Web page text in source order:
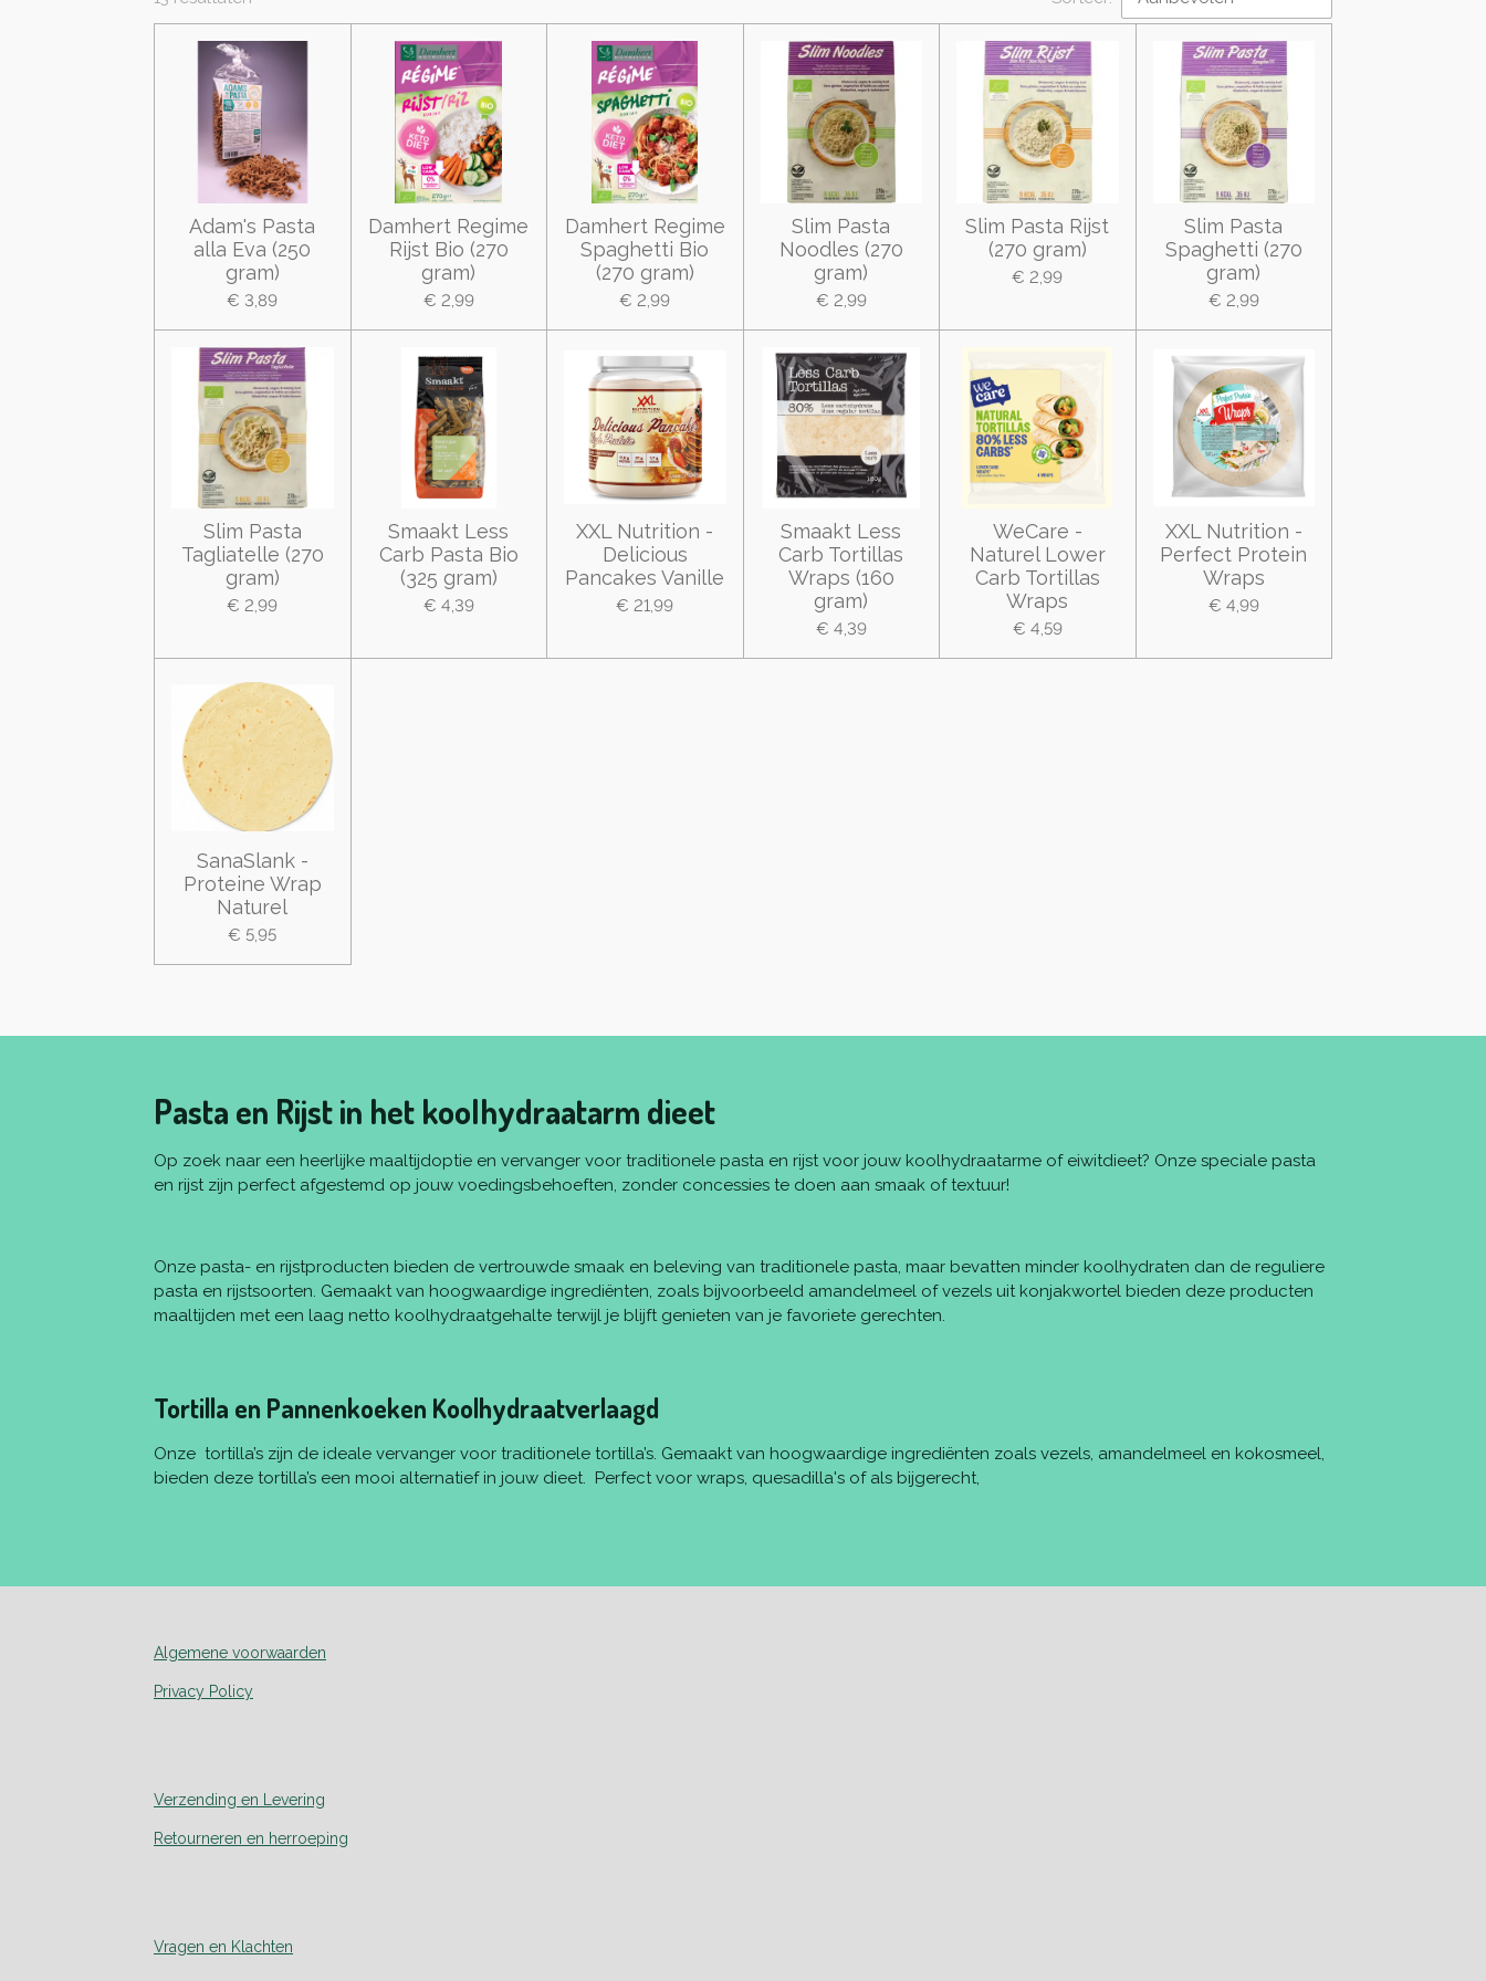
Adam's Pasta
alla Eva (250
gram)
€ 3,89
Damhert Regime
Rijst Bio (270
gram)
€ 2,99
Damhert Regime
Spaghetti Bio
(270 gram)
€ 2,99
Slim Pasta
Noodles (270
gram)
€ 2,99
Slim Pasta Rijst
(270 gram)
€ 2,99
Slim Pasta
Spaghetti (270
gram)
€ 2,99
Slim Pasta
Tagliatelle (270
gram)
€ 2,99
Smaakt Less
Carb Pasta Bio
(325 gram)
€ 4,39
XXL Nutrition -
Delicious
Pancakes Vanille
€ 21,99
Smaakt Less
Carb Tortillas
Wraps (160
gram)
€ 4,39
WeCare -
Naturel Lower
Carb Tortillas
Wraps
€ 4,59
XXL Nutrition -
Perfect Protein
Wraps
€ 4,99
SanaSlank -
Proteine Wrap
Naturel
€ 5,95
Pasta en Rijst in het koolhydraatarm dieet
Op zoek naar een heerlijke maaltijdoptie en vervanger voor traditionele pasta en rijst voor jouw koolhydraatarme of eiwitdieet? Onze speciale pasta
en rijst zijn perfect afgestemd op jouw voedingsbehoeften, zonder concessies te doen aan smaak of textuur!
Onze pasta- en rijstproducten bieden de vertrouwde smaak en beleving van traditionele pasta, maar bevatten minder koolhydraten dan de reguliere
pasta en rijstsoorten. Gemaakt van hoogwaardige ingrediënten, zoals bijvoorbeeld amandelmeel of vezels uit konjakwortel bieden deze producten
maaltijden met een laag netto koolhydraatgehalte terwijl je blijft genieten van je favoriete gerechten.
Tortilla en Pannenkoeken Koolhydraatverlaagd
Onze tortilla’s zijn de ideale vervanger voor traditionele tortilla’s. Gemaakt van hoogwaardige ingrediënten zoals vezels, amandelmeel en kokosmeel,
bieden deze tortilla’s een mooi alternatief in jouw dieet. Perfect voor wraps, quesadilla's of als bijgerecht,
Algemene voorwaarden
Privacy Policy
Verzending en Levering
Retourneren en herroeping
Vragen en Klachten